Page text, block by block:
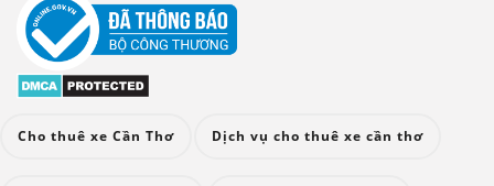
Cho thuê xe Cần Thơ Dịch vụ cho thuê xe cần thơ